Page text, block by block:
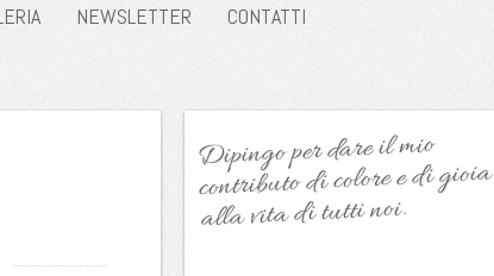
NEWSLETTER CONTATTI
Dipingo per dare il mio
contributo di colore e di gioia
alla vita di tutti noi.